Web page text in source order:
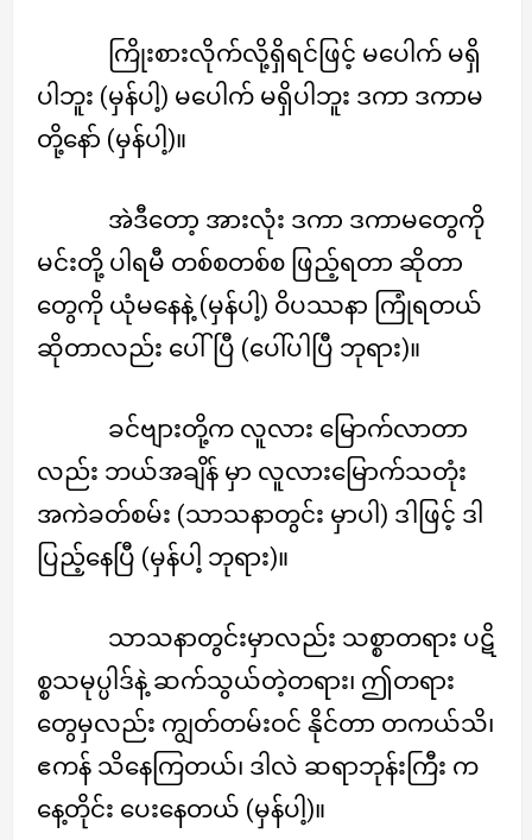
ကြိုးစားလိုက်လို့ရှိရင်ဖြင့် မပေါက် မရှိ
ပါဘူး (မှန်ပါ့) မပေါက် မရှိပါဘူး ဒကာ ဒကာမ
တို့နော် (မှန်ပါ့)။
အဲဒီတော့ အားလုံး ဒကာ ဒကာမတွေကို
မင်းတို့ ပါရမီ တစ်စတစ်စ ဖြည့်ရတာ ဆိုတာ
တွေကို ယုံမနေနဲ့ (မှန်ပါ့) ဝိပဿနာ ကြုံရတယ်
ဆိုတာလည်း ပေါ်ပြီ (ပေါ်ပါပြီ ဘုရား)။
ခင်ဗျားတို့က လူလား မြောက်လာတာ
လည်း ဘယ်အချိန် မှာ လူလားမြောက်သတုံး
အကဲခတ်စမ်း (သာသနာတွင်း မှာပါ) ဒါဖြင့် ဒါ
ပြည့်နေပြီ (မှန်ပါ့ ဘုရား)။
သာသနာတွင်းမှာလည်း သစ္စာတရား ပဋိ
စ္စသမုပ္ပါဒ်နဲ့ ဆက်သွယ်တဲ့တရား၊ ဤတရား
တွေမှလည်း ကျွတ်တမ်းဝင် နိုင်တာ တကယ်သိ၊
ဧကန် သိနေကြတယ်၊ ဒါလဲ ဆရာဘုန်းကြီး က
နေ့တိုင်း ပေးနေတယ် (မှန်ပါ့)။